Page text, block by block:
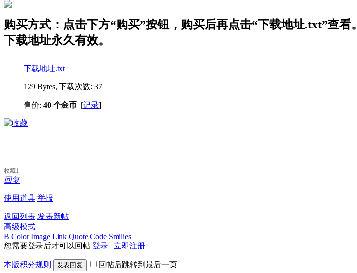
购买方式：点击下方“购买”按钮，购买后再点击“下载地址.txt”查看。
下载地址永久有效。
下载地址.txt
129 Bytes, 下载次数: 37
售价: 40 个金币 [记录]
收藏1
回复
使用道具 举报
返回列表 发表新帖
高级模式
B Color Image Link Quote Code Smilies
您需要登录后才可以回帖 登录 | 立即注册
本版积分规则 发表回复 回帖后跳转到最后一页